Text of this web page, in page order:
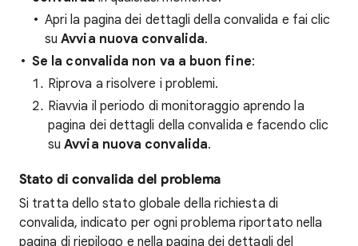
Apri la pagina dei dettagli della convalida e fai clic
suAvvia nuova convalida.
Se la convalida non va a buon fine:
Riprova a risolvere i problemi.
Riavvia il periodo di monitoraggio aprendo la
pagina dei dettagli della convalida e facendo clic
suAvvia nuova convalida.
Stato di convalida del problema
Si tratta dello stato globale della richiesta di
convalida, indicato per ogni problema riportato nella
pagina di riepilogo e nella pagina dei dettagli del